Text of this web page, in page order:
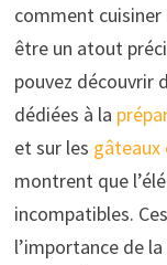
comment
être un atout
pouvez découvrir
dédiées à la
et sur les gâteaux
montrent que
incompatibles.
l’importance de la